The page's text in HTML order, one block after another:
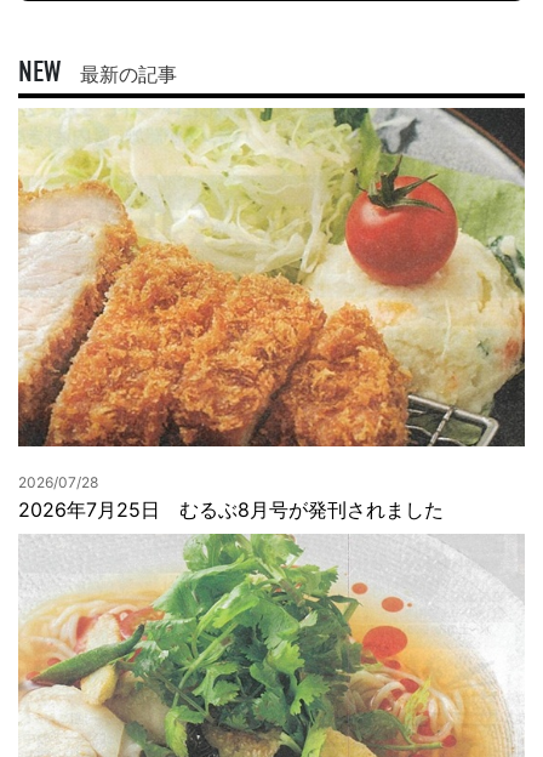
NEW 最新の記事
2026/07/28
2026年7月25日 むるぶ8月号が発刊されました